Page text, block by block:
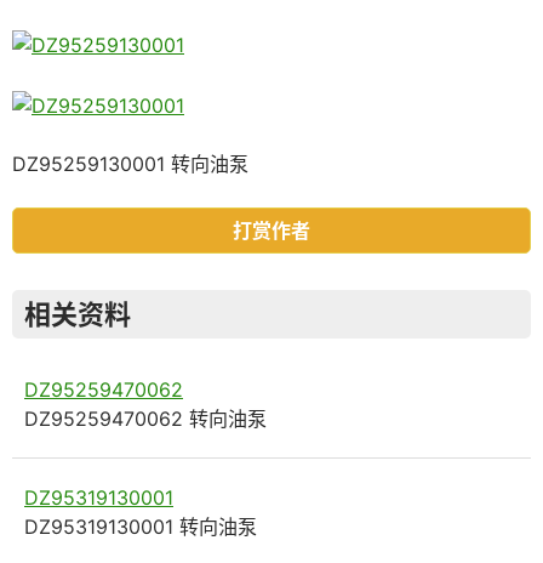
DZ95259130001 转向油泵
打赏作者
相关资料
DZ95259470062
DZ95259470062 转向油泵
DZ95319130001
DZ95319130001 转向油泵